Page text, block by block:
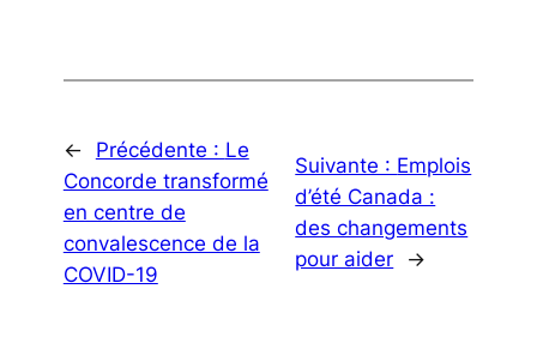
← Précédente : Le
Concorde transformé
en centre de
convalescence de la
COVID-19
Suivante : Emplois
d’été Canada :
des changements
pour aider
→